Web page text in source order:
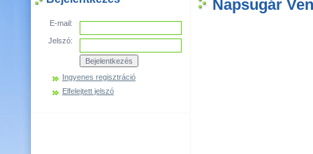
E-mail:
Jelszó:
Ingyenes regisztráció
Elfelejtett jelszó
Napsugár